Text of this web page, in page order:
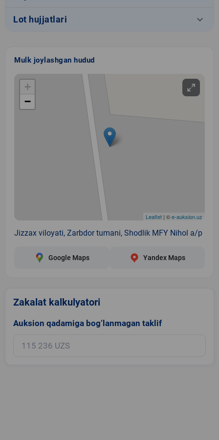
Lot hujjatlari keyboard_arrow_down
Mulk joylashgan hudud
+
−
Leaflet | ©e-auksion.uz
Jizzax viloyati, Zarbdor tumani, Shodlik MFY Nihol a/p
Google Maps Yandex Maps
Zakalat kalkulyatori
Auksion qadamiga bog‘lanmagan taklif